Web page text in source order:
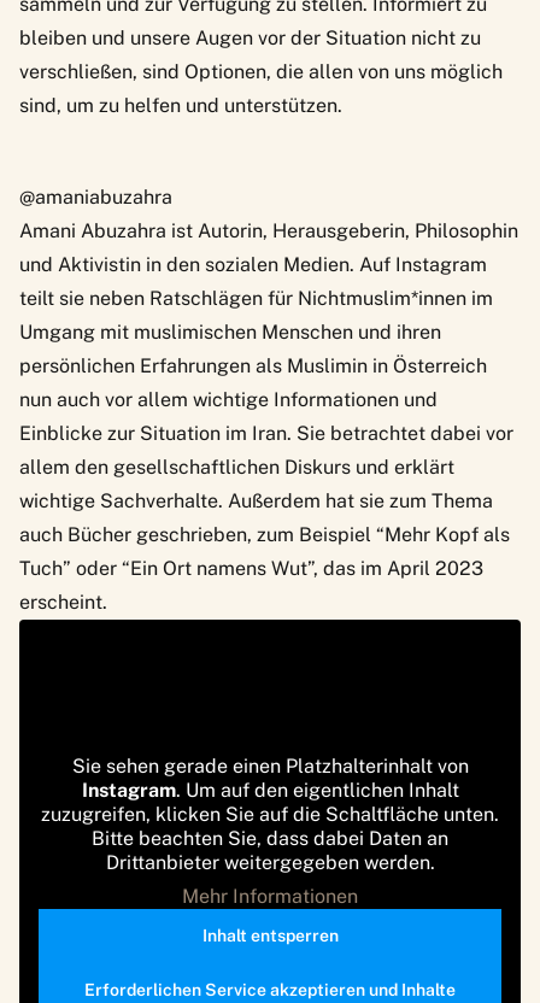
bleiben und unsere Augen vor der Situation nicht zu
verschließen, sind Optionen, die allen von uns möglich
sind, um zu helfen und unterstützen.
@amaniabuzahra
Amani Abuzahra ist Autorin, Herausgeberin, Philosophin
und Aktivistin in den sozialen Medien. Auf Instagram
teilt sie neben Ratschlägen für Nichtmuslim*innen im
Umgang mit muslimischen Menschen und ihren
persönlichen Erfahrungen als Muslimin in Österreich
nun auch vor allem wichtige Informationen und
Einblicke zur Situation im Iran. Sie betrachtet dabei vor
allem den gesellschaftlichen Diskurs und erklärt
wichtige Sachverhalte. Außerdem hat sie zum Thema
auch Bücher geschrieben, zum Beispiel “Mehr Kopf als
Tuch” oder “Ein Ort namens Wut”, das im April 2023
erscheint.
Sie sehen gerade einen Platzhalterinhalt von
Instagram. Um auf den eigentlichen Inhalt
zuzugreifen, klicken Sie auf die Schaltfläche unten.
Bitte beachten Sie, dass dabei Daten an
Drittanbieter weitergegeben werden.
Mehr Informationen
Inhalt entsperren
Erforderlichen Service akzeptieren und Inhalte